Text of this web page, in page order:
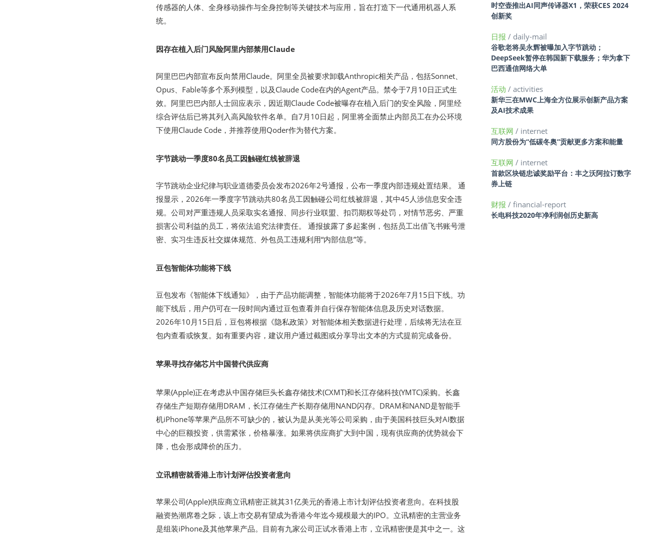
传感器的人体、全身移动操作与全身控制等关键技术与应用，旨在打造下一代通用机器人系
统。
因存在植入后门风险阿里内部禁用Claude
阿里巴巴内部宣布反向禁用Claude。阿里全员被要求卸载Anthropic相关产品，包括Sonnet、
Opus、Fable等多个系列模型，以及Claude Code在内的Agent产品。禁令于7月10日正式生
效。阿里巴巴内部人士回应表示，因近期Claude Code被曝存在植入后门的安全风险，阿里经
综合评估后已将其列入高风险软件名单。自7月10日起，阿里将全面禁止内部员工在办公环境
下使用Claude Code，并推荐使用Qoder作为替代方案。
字节跳动一季度80名员工因触碰红线被辞退
字节跳动企业纪律与职业道德委员会发布2026年2号通报，公布一季度内部违规处置结果。 通
报显示，2026年一季度字节跳动共80名员工因触碰公司红线被辞退，其中45人涉信息安全违
规。公司对严重违规人员采取实名通报、同步行业联盟、扣罚期权等处罚，对情节恶劣、严重
损害公司利益的员工，将依法追究法律责任。 通报披露了多起案例，包括员工出借飞书账号泄
密、实习生违反社交媒体规范、外包员工违规利用“内部信息”等。
豆包智能体功能将下线
豆包发布《智能体下线通知》，由于产品功能调整，智能体功能将于2026年7月15日下线。功
能下线后，用户仍可在一段时间内通过豆包查看并自行保存智能体信息及历史对话数据。
2026年10月15日后，豆包将根据《隐私政策》对智能体相关数据进行处理，后续将无法在豆
包内查看或恢复。如有重要内容，建议用户通过截图或分享导出文本的方式提前完成备份。
苹果寻找存储芯片中国替代供应商
苹果(Apple)正在考虑从中国存储巨头长鑫存储技术(CXMT)和长江存储科技(YMTC)采购。长鑫
存储生产短期存储用DRAM，长江存储生产长期存储用NAND闪存。DRAM和NAND是智能手
机iPhone等苹果产品所不可缺少的，被认为是从美光等公司采购，由于美国科技巨头对AI数据
中心的巨额投资，供需紧张，价格暴涨。如果将供应商扩大到中国，现有供应商的优势就会下
降，也会形成降价的压力。
立讯精密就香港上市计划评估投资者意向
苹果公司(Apple)供应商立讯精密正就其31亿美元的香港上市计划评估投资者意向。在科技股
融资热潮席卷之际，该上市交易有望成为香港今年迄今规模最大的IPO。立讯精密的主营业务
是组装iPhone及其他苹果产品。目前有九家公司正试水香港上市，立讯精密便是其中之一。这
时空壶推出AI同声传译器X1，荣获CES 2024
创新奖
日报 / daily-mail
谷歌老将吴永辉被曝加入字节跳动；
DeepSeek暂停在韩国新下载服务；华为拿下
巴西通信网络大单
活动 / activities
新华三在MWC上海全方位展示创新产品方案
及AI技术成果
互联网 / internet
同方股份为“低碳冬奥”贡献更多方案和能量
互联网 / internet
首款区块链忠诚奖励平台：丰之沃阿拉订数字
券上链
财报 / financial-report
长电科技2020年净利润创历史新高